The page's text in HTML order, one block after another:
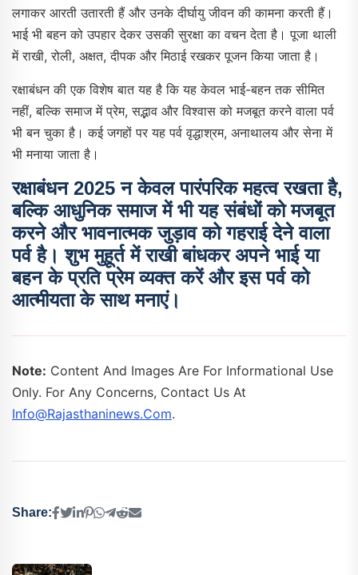
लगाकर आरती उतारती हैं और उनके दीर्घायु जीवन की कामना करती हैं।
भाई भी बहन को उपहार देकर उसकी सुरक्षा का वचन देता है। पूजा थाली
में राखी, रोली, अक्षत, दीपक और मिठाई रखकर पूजन किया जाता है।
रक्षाबंधन की एक विशेष बात यह है कि यह केवल भाई-बहन तक सीमित
नहीं, बल्कि समाज में प्रेम, सद्भाव और विश्वास को मजबूत करने वाला पर्व
भी बन चुका है। कई जगहों पर यह पर्व वृद्धाश्रम, अनाथालय और सेना में
भी मनाया जाता है।
रक्षाबंधन 2025 न केवल पारंपरिक महत्व रखता है,
बल्कि आधुनिक समाज में भी यह संबंधों को मजबूत
करने और भावनात्मक जुड़ाव को गहराई देने वाला
पर्व है। शुभ मुहूर्त में राखी बांधकर अपने भाई या
बहन के प्रति प्रेम व्यक्त करें और इस पर्व को
आत्मीयता के साथ मनाएं।
Note: Content And Images Are For Informational Use
Only. For Any Concerns, Contact Us At
Info@rajasthaninews.com.
Share: